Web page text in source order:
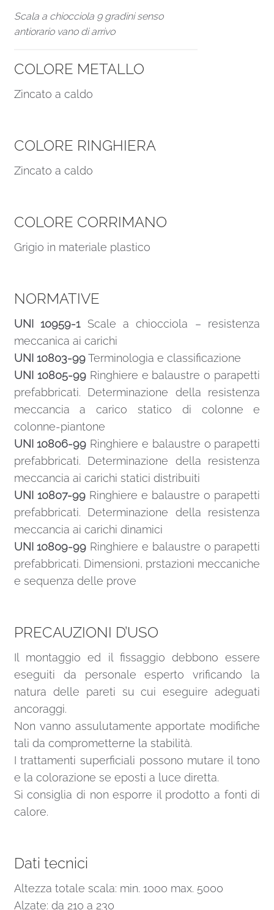
Scala a chiocciola 9 gradini senso
antiorario vano di arrivo
COLORE METALLO
Zincato a caldo
COLORE RINGHIERA
Zincato a caldo
COLORE CORRIMANO
Grigio in materiale plastico
NORMATIVE
UNI 10959-1Scale a chiocciola – resistenza
meccanica ai carichi
UNI 10803-99Terminologia e classificazione
UNI 10805-99Ringhiere e balaustre o parapetti
prefabbricati. Determinazione della resistenza
meccancia a carico statico di colonne e
colonne-piantone
UNI 10806-99 Ringhiere e balaustre o parapetti
prefabbricati. Determinazione della resistenza
meccancia ai carichi statici distribuiti
UNI 10807-99Ringhiere e balaustre o parapetti
prefabbricati. Determinazione della resistenza
meccancia ai carichi dinamici
UNI 10809-99 Ringhiere e balaustre o parapetti
prefabbricati. Dimensioni, prstazioni meccaniche
e sequenza delle prove
PRECAUZIONI D’USO
Il montaggio ed il fissaggio debbono essere
eseguiti da personale esperto vrificando la
natura delle pareti su cui eseguire adeguati
ancoraggi.
Non vanno assulutamente apportate modifiche
tali da comprometterne la stabilità.
I trattamenti superficiali possono mutare il tono
e la colorazione se eposti a luce diretta.
Si consiglia di non esporre il prodotto a fonti di
calore.
Dati tecnici
Altezza totale scala: min. 1000 max. 5000
Alzate: da 210 a 230